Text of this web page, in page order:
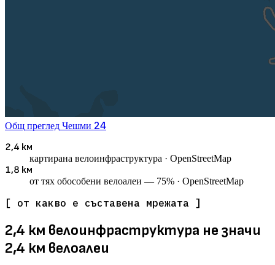
Общ преглед Чешми 24
2,4 км
картирана велоинфраструктура · OpenStreetMap
1,8 км
от тях обособени велоалеи — 75% · OpenStreetMap
[ от какво е съставена мрежата ]
2,4 км велоинфраструктура не значи
2,4 км велоалеи